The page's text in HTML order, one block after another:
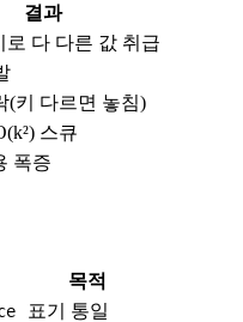
결과
로 다 다른 값 취급
(키 다르면 놓침)
스큐
폭증
목적
표기 통일